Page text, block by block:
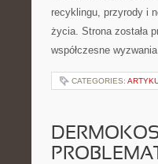
recyklingu, przyrody i
życia. Strona została
współczesne
CATEGORIES: